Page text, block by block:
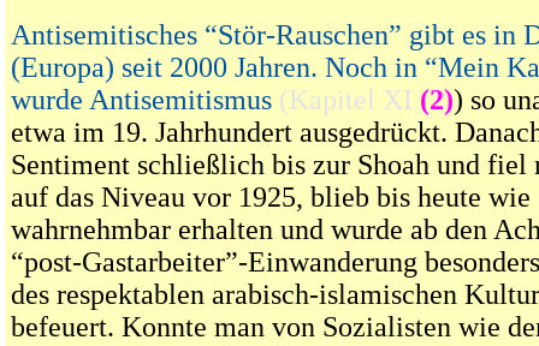
Antisemitisches “Stör-Rauschen” gibt es in
(Europa) seit 2000 Jahren. Noch in “Mein
wurde Antisemitismus (Kapitel XI (2)) so
etwa im 19. Jahrhundert ausgedrückt.
Sentiment schließlich bis zur Shoah und fiel
auf das Niveau vor 1925, blieb bis heute
wahrnehmbar erhalten und wurde ab den
“post-Gastarbeiter”-Einwanderung
des respektablen arabisch-islamischen
befeuert. Konnte man von Sozialisten wie